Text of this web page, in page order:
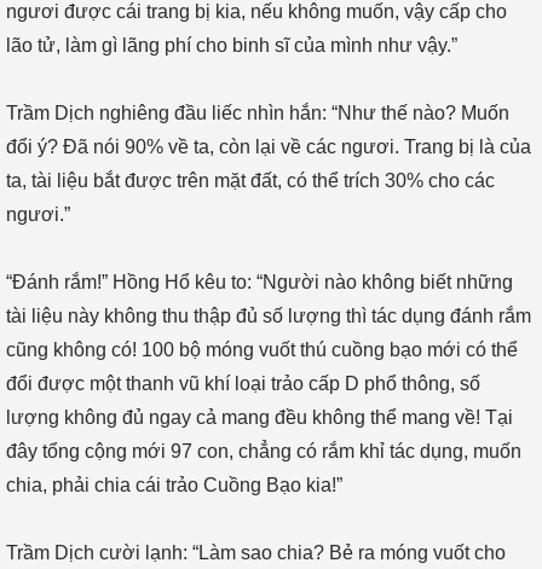
ngươi được cái trang bị kia, nếu không muốn, vậy cấp cho
lão tử, làm gì lãng phí cho binh sĩ của mình như vậy.”
Trầm Dịch nghiêng đầu liếc nhìn hắn: “Như thế nào? Muốn
đổi ý? Đã nói 90% về ta, còn lại về các ngươi. Trang bị là của
ta, tài liệu bắt được trên mặt đất, có thể trích 30% cho các
ngươi.”
“Đánh rắm!” Hồng Hổ kêu to: “Người nào không biết những
tài liệu này không thu thập đủ số lượng thì tác dụng đánh rắm
cũng không có! 100 bộ móng vuốt thú cuồng bạo mới có thể
đổi được một thanh vũ khí loại trảo cấp D phổ thông, số
lượng không đủ ngay cả mang đều không thể mang về! Tại
đây tổng cộng mới 97 con, chẳng có rắm khỉ tác dụng, muốn
chia, phải chia cái trảo Cuồng Bạo kia!”
Trầm Dịch cười lạnh: “Làm sao chia? Bẻ ra móng vuốt cho